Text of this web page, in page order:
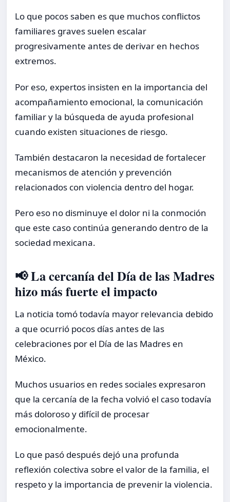
Lo que pocos saben es que muchos conflictos
familiares graves suelen escalar
progresivamente antes de derivar en hechos
extremos.
Por eso, expertos insisten en la importancia del
acompañamiento emocional, la comunicación
familiar y la búsqueda de ayuda profesional
cuando existen situaciones de riesgo.
También destacaron la necesidad de fortalecer
mecanismos de atención y prevención
relacionados con violencia dentro del hogar.
Pero eso no disminuye el dolor ni la conmoción
que este caso continúa generando dentro de la
sociedad mexicana.
📢 La cercanía del Día de las Madres
hizo más fuerte el impacto
La noticia tomó todavía mayor relevancia debido
a que ocurrió pocos días antes de las
celebraciones por el Día de las Madres en
México.
Muchos usuarios en redes sociales expresaron
que la cercanía de la fecha volvió el caso todavía
más doloroso y difícil de procesar
emocionalmente.
Lo que pasó después dejó una profunda
reflexión colectiva sobre el valor de la familia, el
respeto y la importancia de prevenir la violencia.